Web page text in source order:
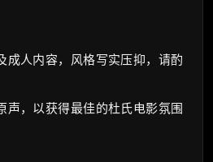
人内容，风格写实压抑，请酌
，以获得最佳的杜氏电影氛围